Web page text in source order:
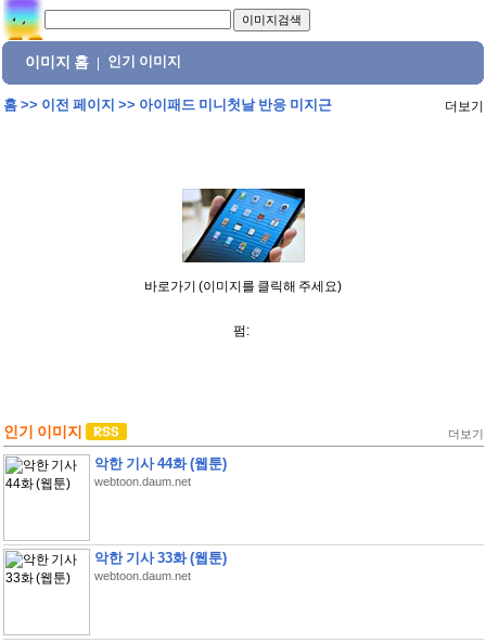
이미지 홈 인기 이미지
홈>> 이전 페이지 >> 아이패드 미니첫날 반응 미지근 더보기
바로가기 (이미지를 클릭해 주세요)
펌:
인기 이미지 더보기
악한 기사 44화 (웹툰)
webtoon.daum.net
악한 기사 33화 (웹툰)
webtoon.daum.net